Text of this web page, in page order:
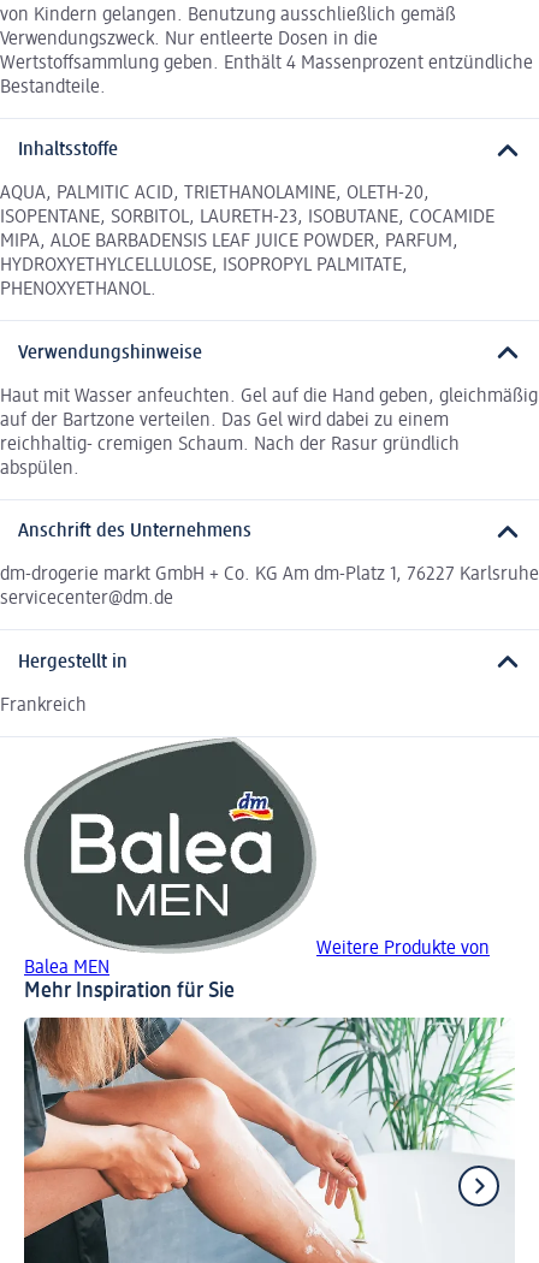
von Kindern gelangen. Benutzung ausschließlich gemäß
Verwendungszweck. Nur entleerte Dosen in die
Wertstoffsammlung geben. Enthält 4 Massenprozent entzündliche
Bestandteile.
Inhaltsstoffe
AQUA, PALMITIC ACID, TRIETHANOLAMINE, OLETH-20,
ISOPENTANE, SORBITOL, LAURETH-23, ISOBUTANE, COCAMIDE
MIPA, ALOE BARBADENSIS LEAF JUICE POWDER, PARFUM,
HYDROXYETHYLCELLULOSE, ISOPROPYL PALMITATE,
PHENOXYETHANOL.
Verwendungshinweise
Haut mit Wasser anfeuchten. Gel auf die Hand geben, gleichmäßig
auf der Bartzone verteilen. Das Gel wird dabei zu einem
reichhaltig- cremigen Schaum. Nach der Rasur gründlich
abspülen.
Anschrift des Unternehmens
dm-drogerie markt GmbH + Co. KG Am dm-Platz 1, 76227 Karlsruhe
servicecenter@dm.de
Hergestellt in
Frankreich
Weitere Produkte von
Balea MEN
Mehr Inspiration für Sie